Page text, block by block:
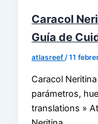
Caracol
Guía de
atlasreef/11
Caracol
parámetros,
translations »